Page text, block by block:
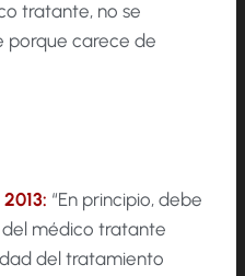
tratante, no se
porque carece de
“En principio, debe
médico tratante
del tratamiento